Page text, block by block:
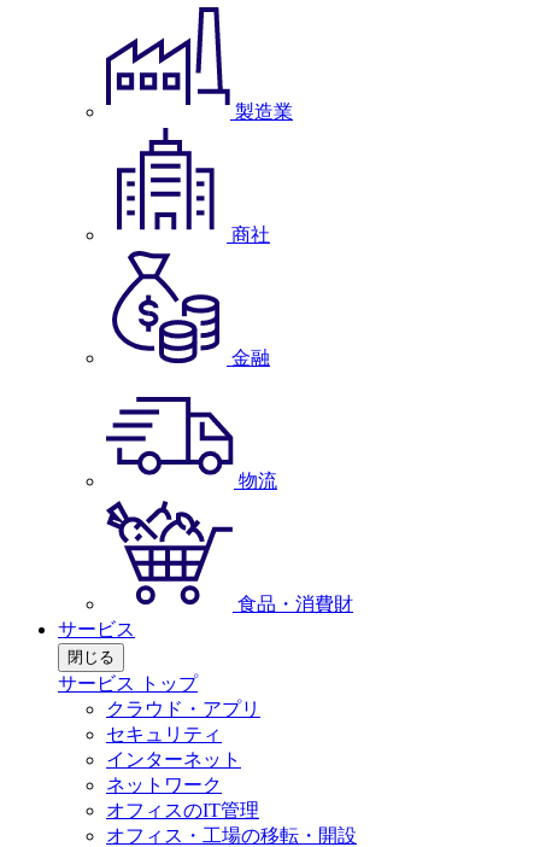
製造業
商社
金融
物流
食品・消費財
サービス
閉じる
サービス トップ
クラウド・アプリ
セキュリティ
インターネット
ネットワーク
オフィスのIT管理
オフィス・工場の移転・開設